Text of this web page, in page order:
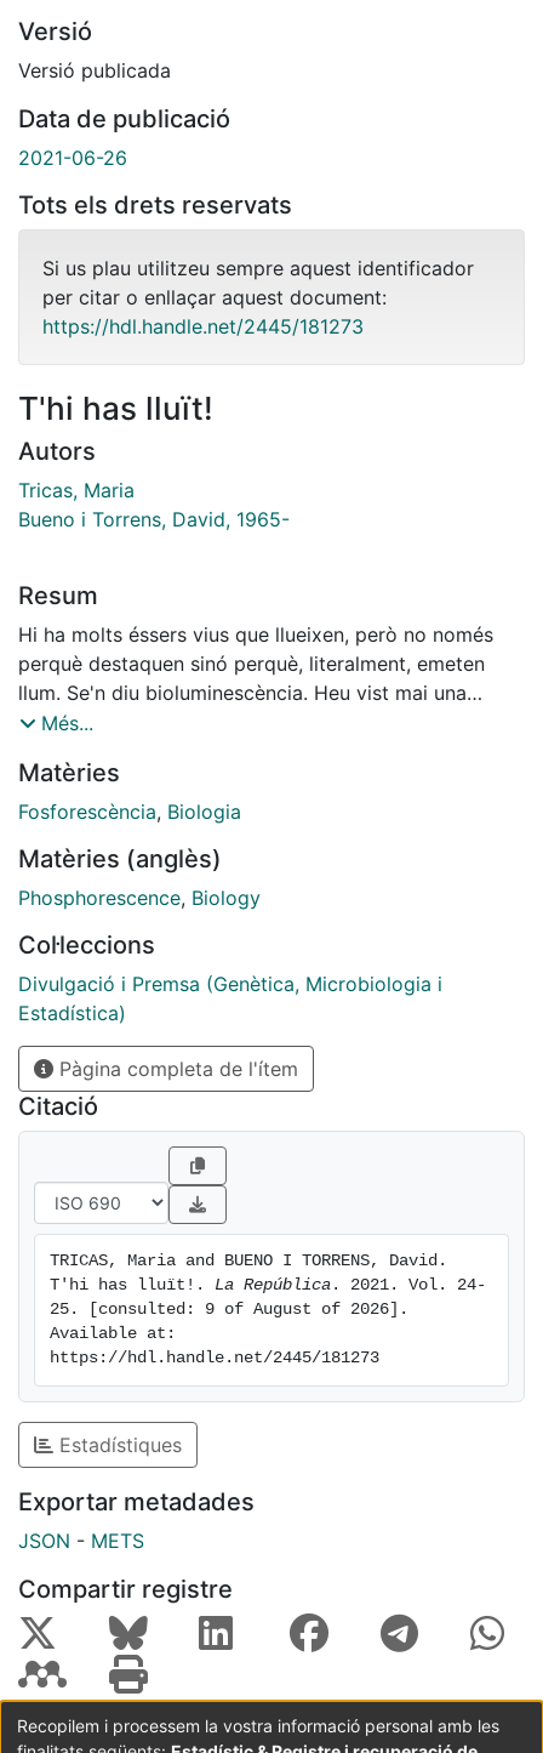
Versió
Versió publicada
Data de publicació
2021-06-26
Tots els drets reservats
Si us plau utilitzeu sempre aquest identificador
per citar o enllaçar aquest document:
https://hdl.handle.net/2445/181273
T'hi has lluït!
Autors
Tricas, Maria
Bueno i Torrens, David, 1965-
Resum
Hi ha molts éssers vius que llueixen, però no només
perquè destaquen sinó perquè, literalment, emeten
llum. Se'n diu bioluminescència. Heu vist mai una
lluerna o cuca de llum? Fabriquen unes substàncies
la seva parella.La bioluminescència és un fenomen
freqüent a la natura.
Més...
Matèries
Fosforescència, Biologia
Matèries (anglès)
Phosphorescence, Biology
Col·leccions
Divulgació i Premsa (Genètica, Microbiologia i
Estadística)
Pàgina completa de l'ítem
Citació
TRICAS, Maria and BUENO I TORRENS, David.
T'hi has lluït!. La República . 2021. Vol. 24-
25. [consulted: 9 of August of 2026].
Available at:
https://hdl.handle.net/2445/181273
Estadístiques
Exportar metadades
JSON - METS
Compartir registre
Coordinació:CRAI UB Avís legal Metadades
Recopilem i processem la vostra informació personal amb les